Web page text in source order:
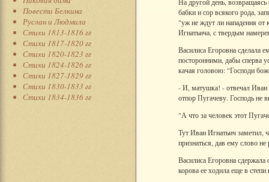
Повести Белкина
Руслан и Людмила
Стихи 1813-1816 гг
Стихи 1817-1820 гг
Стихи 1820-1823 гг
Стихи 1824-1826 гг
Стихи 1827-1829 гг
Стихи 1830-1833 гг
Стихи 1834-1836 гг
бабки и сор всякого рода,
"уж не ждут ли нападения от
Игнатьича, с твердым
Василиса Егоровна сделала
посторонними, дабы сперва
качая головою: "Господи
- И, матушка! - отвечал Иван
отпор Пугачеву. Господь не
"А что за человек этот
Тут Иван Игнатьич заметил,
признаться, дав ему слово
Василиса Егоровна
корова ее ходила еще в